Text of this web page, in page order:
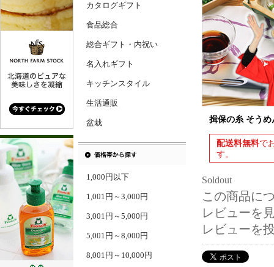
カタログギフト
食品総合
総合ギフト・内祝い
名入れギフト
キッチンスタイル
生活通販
盆栽
1,000円以下
1,001円～3,000円
3,001円～5,000円
5,001円～8,000円
8,001円～10,000円
揖保の糸 そう
配送料無料で
す。
Soldout
この商品に
レビューを
レビューを